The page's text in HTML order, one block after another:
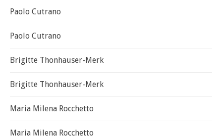
Paolo Cutrano
Paolo Cutrano
Brigitte Thonhauser-Merk
Brigitte Thonhauser-Merk
Maria Milena Rocchetto
Maria Milena Rocchetto